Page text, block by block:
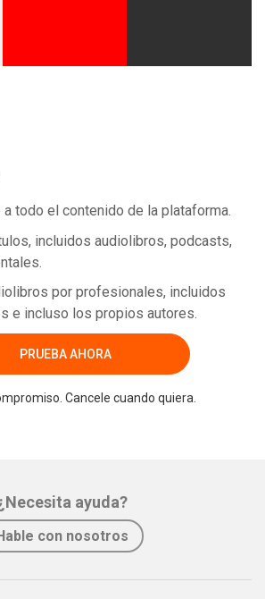
todo el contenido de la plataforma.
incluidos audiolibros, podcasts,
por profesionales, incluidos
e incluso los propios autores.
PRUEBA AHORA
Cancele cuando quiera.
ayuda?
con nosotros